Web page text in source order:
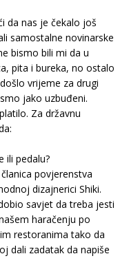
da nas je čekalo još
samostalne novinarske
bismo bili mi da u
pita i bureka, no ostalo
vrijeme za drugi
jako uzbuđeni.
Za državnu
ili pedalu?
povjerenstva
dizajnerici Shiki.
savjet da treba jesti
haračenju po
restoranima tako da
dali zadatak da napiše